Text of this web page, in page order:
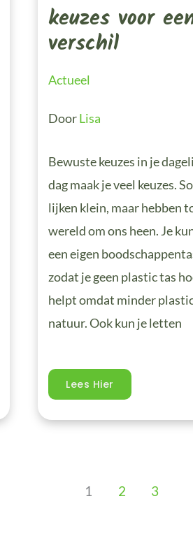
keuzes voor
verschil
Actueel
DoorLisa
Bewuste keuzes in je
dag maak je veel keuzes.
lijken klein, maar hebben
wereld om ons heen. Je
een eigen
zodat je geen plastic tas
helpt omdat minder
natuur. Ook kun je letten
Een
Groot
Verschil
Lees Hier
1 2 3